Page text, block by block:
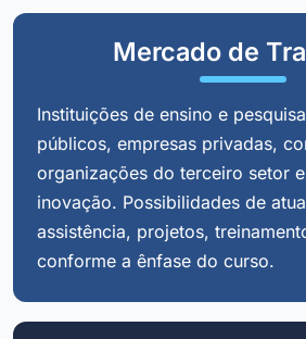
Mercado de
Instituições de ensino e
públicos, empresas privadas,
organizações do terceiro setor
inovação. Possibilidades de
assistência, projetos,
conforme a ênfase do curso.